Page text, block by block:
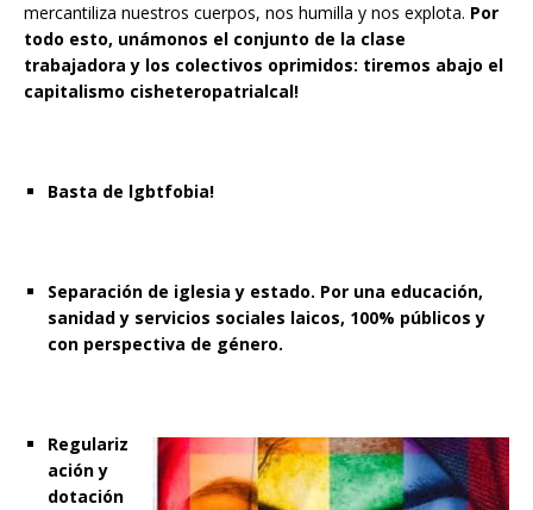
mercantiliza nuestros cuerpos, nos humilla y nos explota. Por
todo esto, unámonos el conjunto de la clase
trabajadora y los colectivos oprimidos: tiremos abajo el
capitalismo cisheteropatrialcal!
Basta de lgbtfobia!
Separación de iglesia y estado. Por una educación,
sanidad y servicios sociales laicos, 100% públicos y
con perspectiva de género.
Regulariz
ación y
dotación